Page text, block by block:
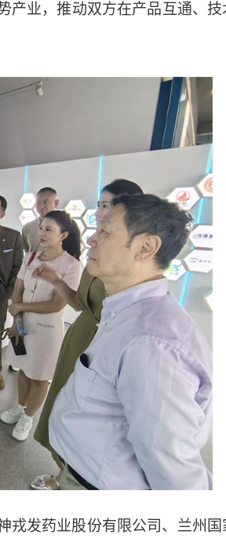
业，推动双方在产品互通、
发药业股份有限公司、兰州